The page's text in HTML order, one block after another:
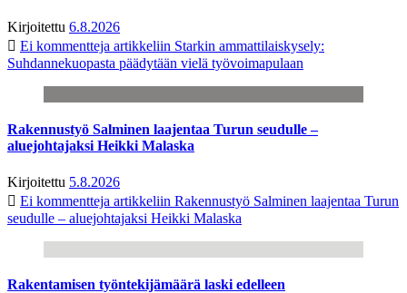
Kirjoitettu 6.8.2026
Ei kommentteja artikkeliin Starkin ammattilaiskysely:
Suhdannekuopasta päädytään vielä työvoimapulaan
Rakennustyö Salminen laajentaa Turun seudulle –
aluejohtajaksi Heikki Malaska
Kirjoitettu 5.8.2026
Ei kommentteja artikkeliin Rakennustyö Salminen laajentaa Turun
seudulle – aluejohtajaksi Heikki Malaska
Rakentamisen työntekijämäärä laski edelleen